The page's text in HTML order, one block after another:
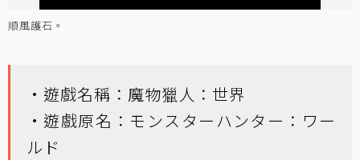
順風護石。
•遊戲名稱：魔物獵人：世界
•遊戲原名：モンスターハンター：ワー
ルド